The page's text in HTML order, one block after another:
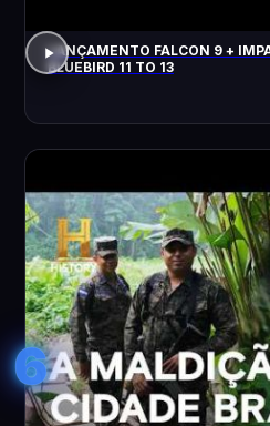
LANÇAMENTO FALCON 9 + IMPACTO NA LUA!!!! | MISSÃO
BLUEBIRD 11 TO 13
6